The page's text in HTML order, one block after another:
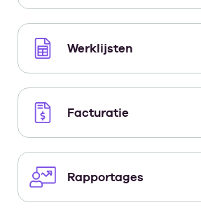
Werklijsten
Facturatie
Rapportages